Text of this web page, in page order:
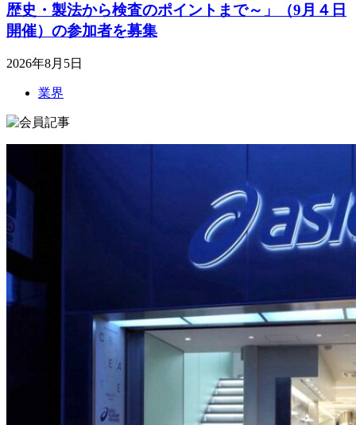
歴史・製法から検査のポイントまで～」（9月４日
開催）の参加者を募集
2026年8月5日
業界